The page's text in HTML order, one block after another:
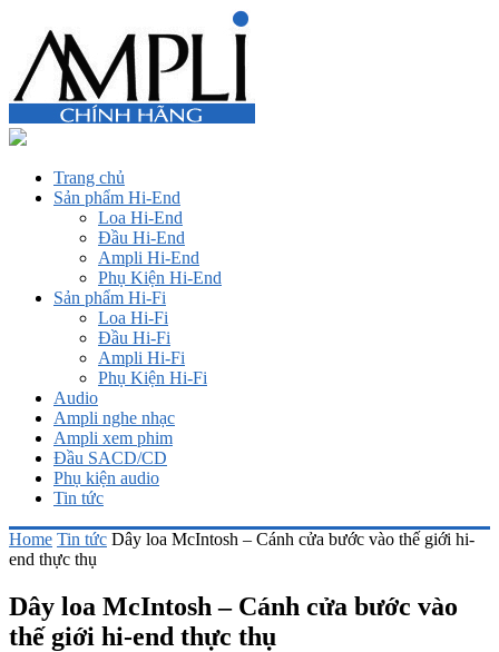
Trang chủ
Sản phẩm Hi-End
Loa Hi-End
Đầu Hi-End
Ampli Hi-End
Phụ Kiện Hi-End
Sản phẩm Hi-Fi
Loa Hi-Fi
Đầu Hi-Fi
Ampli Hi-Fi
Phụ Kiện Hi-Fi
Audio
Ampli nghe nhạc
Ampli xem phim
Đầu SACD/CD
Phụ kiện audio
Tin tức
Home Tin tức Dây loa McIntosh – Cánh cửa bước vào thế giới hi-
end thực thụ
Dây loa McIntosh – Cánh cửa bước vào
thế giới hi-end thực thụ